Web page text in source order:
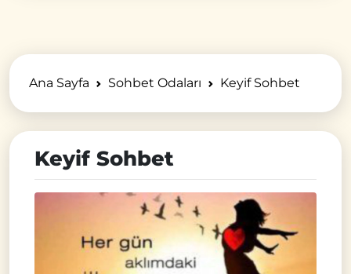
Ana Sayfa Sohbet Odaları Keyif Sohbet
Keyif Sohbet